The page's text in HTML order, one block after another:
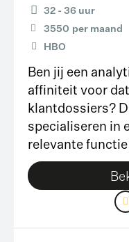
32 - 36 uur
3550 per maand
HBO
Ben jij een
affiniteit voor
klantdossiers?
specialiseren in
relevante